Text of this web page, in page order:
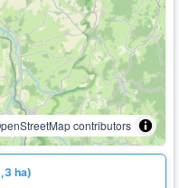
contributors
ha)